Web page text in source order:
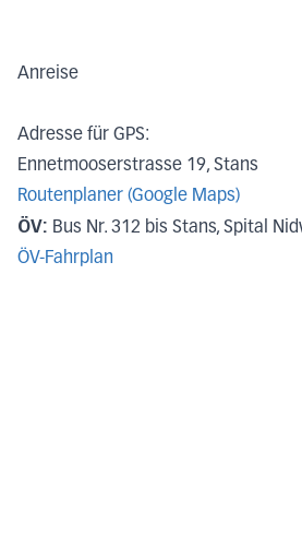
Anreise
Adresse für GPS:
Ennetmooserstrasse 19, Stans
Routenplaner (Google Maps)
ÖV: Bus Nr. 312 bis Stans, Spital
ÖV-Fahrplan